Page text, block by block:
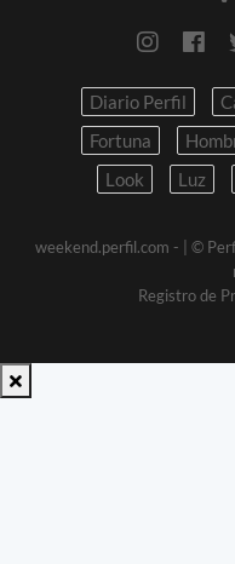
Diario Perfil
Fortuna
Look
Luz
weekend.perfil.com -
| ©
Registro de